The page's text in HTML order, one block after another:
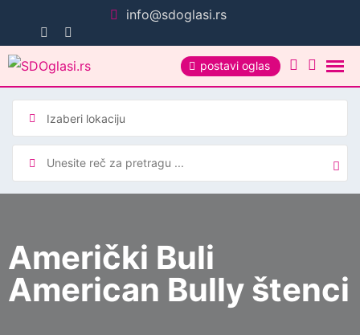
sadržaj
info@sdoglasi.rs
postavi oglas
Američki Buli
American Bully štenci